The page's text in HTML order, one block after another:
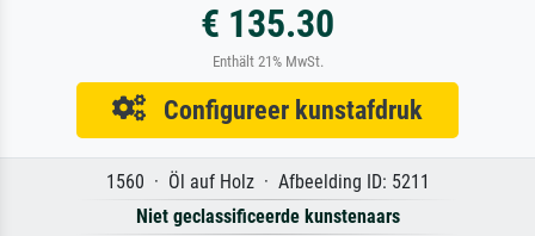
€ 135.30
Enthält 21% MwSt.
Configureer kunstafdruk
1560 · Öl auf Holz · Afbeelding ID: 5211
Niet geclassificeerde kunstenaars